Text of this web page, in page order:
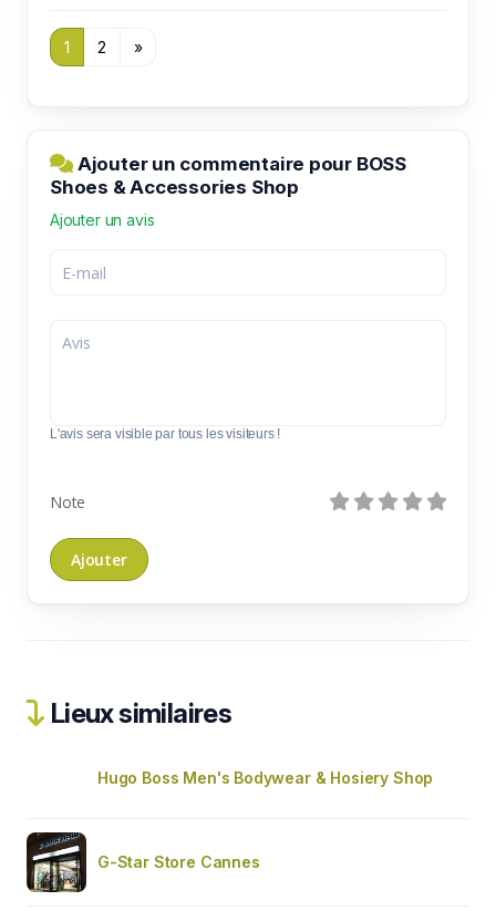
1 2 »
Ajouter un commentaire pour BOSS
Shoes & Accessories Shop
Ajouter un avis
L'avis sera visible par tous les visiteurs !
Note
Lieux similaires
Hugo Boss Men's Bodywear & Hosiery Shop
G-Star Store Cannes